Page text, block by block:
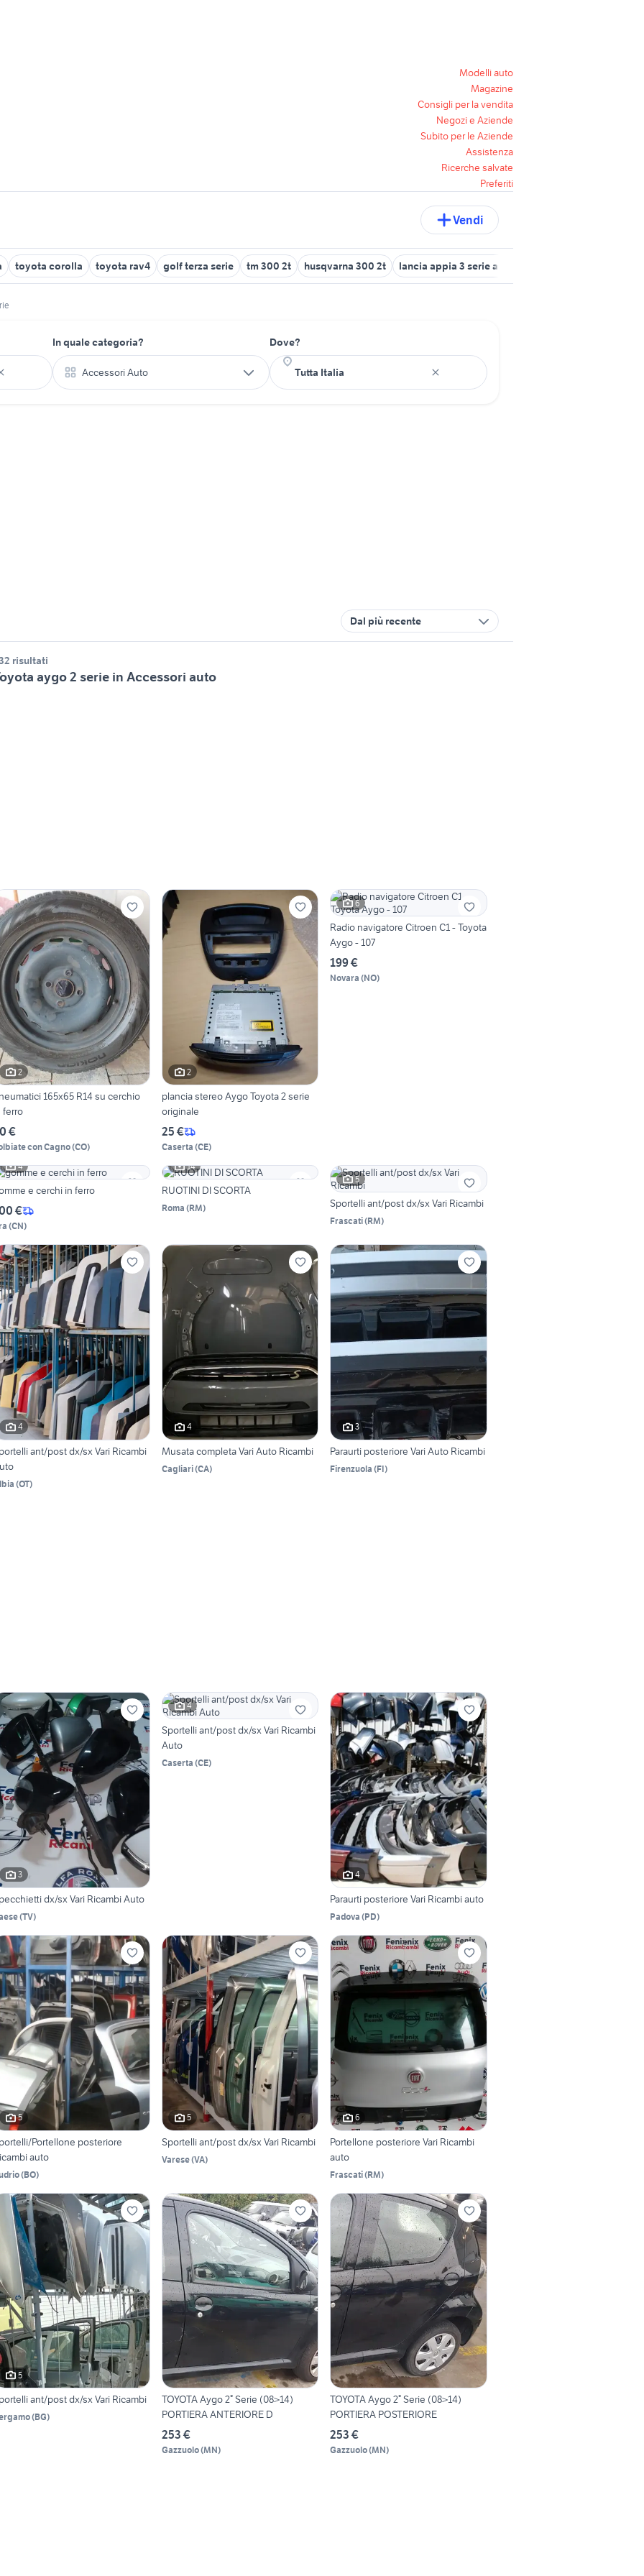
Modelli auto
Magazine
Consigli per la vendita
Negozi e Aziende
Subito per le Aziende
Assistenza
Ricerche salvate
Preferiti
Vendi
toyota corolla toyota rav4 golf terza serie tm 300 2t husqvarna 300 2t lancia appia 3 serie auto
In quale categoria?
Accessori Auto
Dove?
Dal più recente
risultati
aygo 2 serie in Accessori auto
2
165x65 R14 su cerchio
ferro
€
con Cagno(CO)
2
plancia stereo Aygo Toyota 2 serie
originale
25 €
Caserta (CE)
6
Radio navigatore Citroen C1 - Toyota
Aygo - 107
199 €
Novara (NO)
4
e cerchi in ferro
€
(CN)
14
RUOTINI DI SCORTA
Roma (RM)
5
Sportelli ant/post dx/sx Vari Ricambi
Frascati(RM)
4
ant/post dx/sx Vari Ricambi
(OT)
4
Musata completa Vari Auto Ricambi
Cagliari(CA)
3
Paraurti posteriore Vari Auto Ricambi
Firenzuola (FI)
3
dx/sx Vari Ricambi Auto
(TV)
4
Sportelli ant/post dx/sx Vari Ricambi
Auto
Caserta (CE)
4
Paraurti posteriore Vari Ricambi auto
Padova (PD)
5
Portellone posteriore
auto
(BO)
5
Sportelli ant/post dx/sx Vari Ricambi
Varese(VA)
6
Portellone posteriore Vari Ricambi
auto
Frascati(RM)
5
ant/post dx/sx Vari Ricambi
(BG)
TOYOTA Aygo 2° Serie (08>14)
PORTIERA ANTERIORE D
253 €
Gazzuolo(MN)
TOYOTA Aygo 2° Serie (08>14)
PORTIERA POSTERIORE
253 €
Gazzuolo(MN)